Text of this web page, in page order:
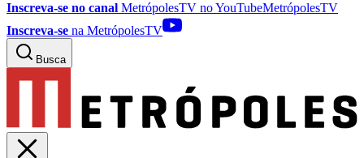
Inscreva-se no canal MetrópolesTV noYouTubeMetrópolesTV
Inscreva-se na MetrópolesTV
Busca